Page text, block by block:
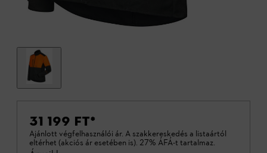
31 199 FT*
Ajánlott végfelhasználói ár. A szakkereskedés a listaártól
eltérhet (akciós ár esetében is). 27% ÁFÁ-t tartalmaz.